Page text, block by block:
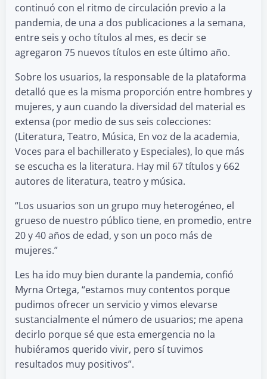
continuó con el ritmo de circulación previo a la
pandemia, de una a dos publicaciones a la semana,
entre seis y ocho títulos al mes, es decir se
agregaron 75 nuevos títulos en este último año.
Sobre los usuarios, la responsable de la plataforma
detalló que es la misma proporción entre hombres y
mujeres, y aun cuando la diversidad del material es
extensa (por medio de sus seis colecciones:
(Literatura, Teatro, Música, En voz de la academia,
Voces para el bachillerato y Especiales), lo que más
se escucha es la literatura. Hay mil 67 títulos y 662
autores de literatura, teatro y música.
“Los usuarios son un grupo muy heterogéneo, el
grueso de nuestro público tiene, en promedio, entre
20 y 40 años de edad, y son un poco más de
mujeres.”
Les ha ido muy bien durante la pandemia, confió
Myrna Ortega, “estamos muy contentos porque
pudimos ofrecer un servicio y vimos elevarse
sustancialmente el número de usuarios; me apena
decirlo porque sé que esta emergencia no la
hubiéramos querido vivir, pero sí tuvimos
resultados muy positivos”.